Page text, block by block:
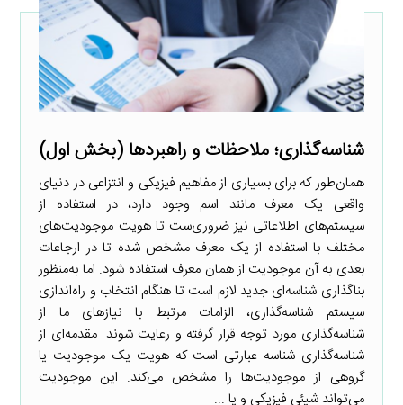
شناسه‌گذاری؛ ملاحظات و راهبردها (بخش اول)
همان‌طور که برای بسیاری از مفاهیم فیزیکی و انتزاعی در دنیای
واقعی یک معرف مانند اسم وجود دارد، در استفاده از
سیستم‌های اطلاعاتی نیز ضروری‌ست تا هویت موجودیت‌های
مختلف با استفاده از یک معرف مشخص شده تا در ارجاعات
بعدی به آن موجودیت از همان معرف استفاده شود. اما به‌منظور
بناگذاری شناسه‌ای جدید لازم است تا هنگام انتخاب و راه‌اندازی
سیستم شناسه‌گذاری، الزامات مرتبط با نیازهای ما از
شناسه‌گذاری مورد توجه قرار گرفته و رعایت شوند. مقدمه‌ای از
شناسه‌گذاری شناسه عبارتی است که هویت یک موجودیت یا
گروهی از موجودیت‌ها را مشخص می‌کند. این موجودیت
می‌تواند شیئی فیزیکی و یا ...